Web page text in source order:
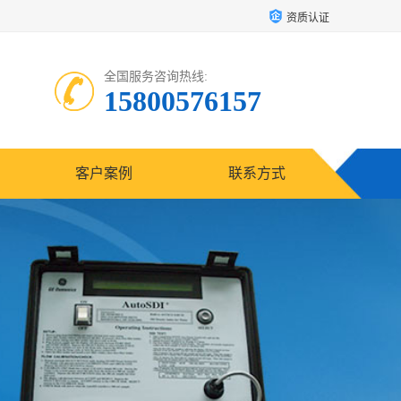
资质认证
全国服务咨询热线:
15800576157
客户案例 联系方式